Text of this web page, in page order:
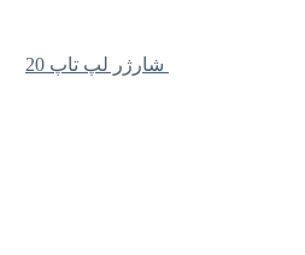
شارژر لپ تاپ 20